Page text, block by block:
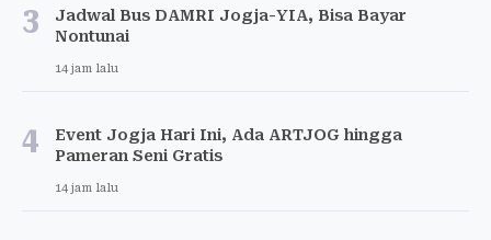
3
Jadwal Bus DAMRI Jogja-YIA, Bisa Bayar
Nontunai
14 jam lalu
4
Event Jogja Hari Ini, Ada ARTJOG hingga
Pameran Seni Gratis
14 jam lalu